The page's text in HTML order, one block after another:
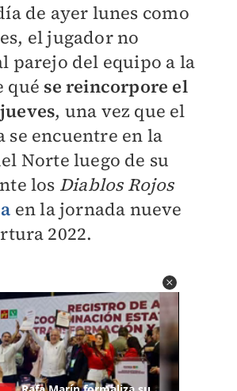
de ayer lunes como
el jugador no
parejo del equipo a la
qué se reincorpore el
, una vez que el
se encuentre en la
Norte luego de su
los Diablos Rojos
en la jornada nueve
2022.